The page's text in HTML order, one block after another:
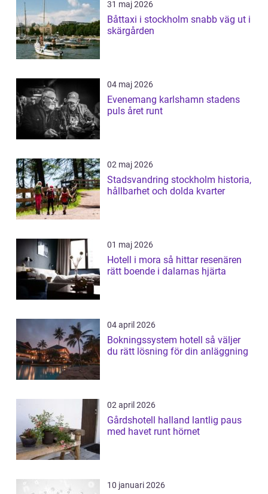
31 maj 2026
Båttaxi i stockholm snabb väg ut i
skärgården
04 maj 2026
Evenemang karlshamn stadens
puls året runt
02 maj 2026
Stadsvandring stockholm historia,
hållbarhet och dolda kvarter
01 maj 2026
Hotell i mora så hittar resenären
rätt boende i dalarnas hjärta
04 april 2026
Bokningssystem hotell så väljer
du rätt lösning för din anläggning
02 april 2026
Gårdshotell halland lantlig paus
med havet runt hörnet
10 januari 2026